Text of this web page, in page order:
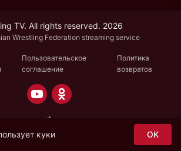
TV. All rights reserved. 2026
Wrestling Federation streaming service
Пользовательское
соглашение
Политика
возвратов
куки OK